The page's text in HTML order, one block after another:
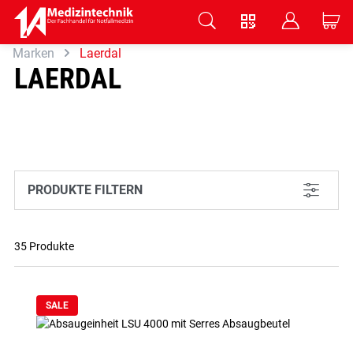
Zum Hauptinhalt springen
V B C
Marken Laerdal
LAERDAL
PRODUKTE FILTERN L
35 Produkte
SALE